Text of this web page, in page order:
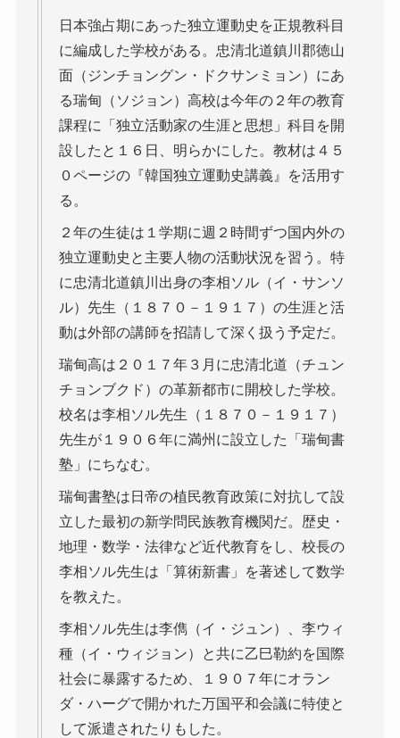
日本強占期にあった独立運動史を正規教科目
に編成した学校がある。忠清北道鎮川郡徳山
面（ジンチョングン・ドクサンミョン）にあ
る瑞甸（ソジョン）高校は今年の２年の教育
課程に「独立活動家の生涯と思想」科目を開
設したと１６日、明らかにした。教材は４５
０ページの『韓国独立運動史講義』を活用す
る。
２年の生徒は１学期に週２時間ずつ国内外の
独立運動史と主要人物の活動状況を習う。特
に忠清北道鎮川出身の李相ソル（イ・サンソ
ル）先生（１８７０－１９１７）の生涯と活
動は外部の講師を招請して深く扱う予定だ。
瑞甸高は２０１７年３月に忠清北道（チュン
チョンブクド）の革新都市に開校した学校。
校名は李相ソル先生（１８７０－１９１７）
先生が１９０６年に満州に設立した「瑞甸書
塾」にちなむ。
瑞甸書塾は日帝の植民教育政策に対抗して設
立した最初の新学問民族教育機関だ。歴史・
地理・数学・法律など近代教育をし、校長の
李相ソル先生は「算術新書」を著述して数学
を教えた。
李相ソル先生は李儁（イ・ジュン）、李ウィ
種（イ・ウィジョン）と共に乙巳勒約を国際
社会に暴露するため、１９０７年にオラン
ダ・ハーグで開かれた万国平和会議に特使と
して派遣されたりもした。